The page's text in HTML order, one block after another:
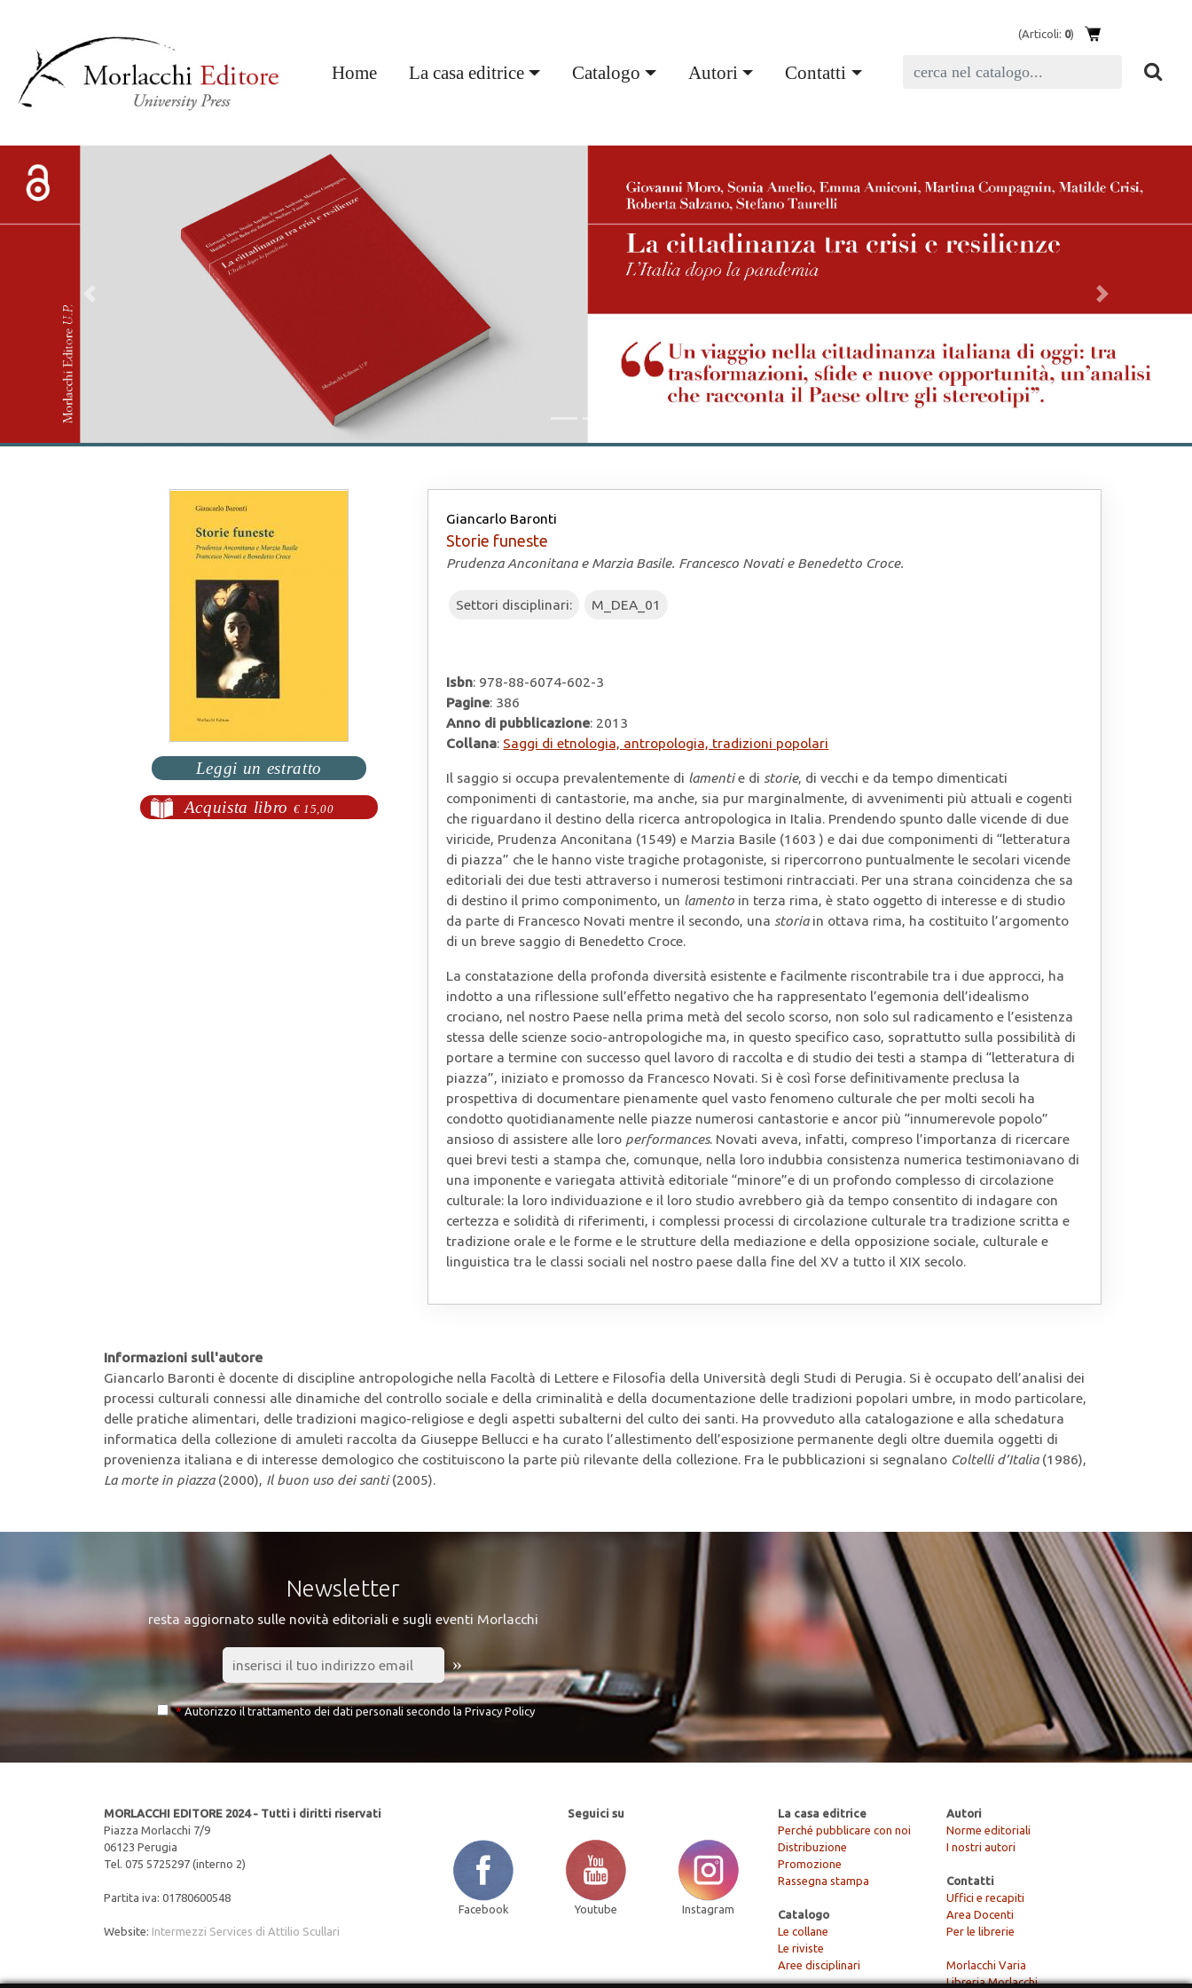
(Articoli: 0)
Home(current)La casa editrice Catalogo Autori Contatti
Next
Leggi un estratto
Acquista libro € 15,00
Giancarlo Baronti
Storie funeste
Prudenza Anconitana e Marzia Basile. Francesco Novati e Benedetto Croce.
Settori disciplinari: M_DEA_01
Isbn: 978-88-6074-602-3
Pagine: 386
Anno di pubblicazione: 2013
Collana: Saggi di etnologia, antropologia, tradizioni popolari
Il saggio si occupa prevalentemente di lamentie di storie, di vecchi e da tempo dimenticati
componimenti di cantastorie, ma anche, sia pur marginalmente, di avvenimenti più attuali e cogenti
che riguardano il destino della ricerca antropologica in Italia. Prendendo spunto dalle vicende di due
viricide, Prudenza Anconitana (1549) e Marzia Basile (1603 ) e dai due componimenti di “letteratura
di piazza” che le hanno viste tragiche protagoniste, si ripercorrono puntualmente le secolari vicende
editoriali dei due testi attraverso i numerosi testimoni rintracciati. Per una strana coincidenza che sa
di destino il primo componimento, un lamento in terza rima, è stato oggetto di interesse e di studio
da parte di Francesco Novati mentre il secondo, una storiain ottava rima, ha costituito l’argomento
di un breve saggio di Benedetto Croce.
La constatazione della profonda diversità esistente e facilmente riscontrabile tra i due approcci, ha
indotto a una riflessione sull’effetto negativo che ha rappresentato l’egemonia dell’idealismo
crociano, nel nostro Paese nella prima metà del secolo scorso, non solo sul radicamento e l’esistenza
stessa delle scienze socio-antropologiche ma, in questo specifico caso, soprattutto sulla possibilità di
portare a termine con successo quel lavoro di raccolta e di studio dei testi a stampa di “letteratura di
piazza”, iniziato e promosso da Francesco Novati. Si è così forse definitivamente preclusa la
prospettiva di documentare pienamente quel vasto fenomeno culturale che per molti secoli ha
condotto quotidianamente nelle piazze numerosi cantastorie e ancor più “innumerevole popolo”
ansioso di assistere alle loro performances. Novati aveva, infatti, compreso l’importanza di ricercare
quei brevi testi a stampa che, comunque, nella loro indubbia consistenza numerica testimoniavano di
una imponente e variegata attività editoriale “minore”e di un profondo complesso di circolazione
culturale: la loro individuazione e il loro studio avrebbero già da tempo consentito di indagare con
certezza e solidità di riferimenti, i complessi processi di circolazione culturale tra tradizione scritta e
tradizione orale e le forme e le strutture della mediazione e della opposizione sociale, culturale e
linguistica tra le classi sociali nel nostro paese dalla fine del XV a tutto il XIX secolo.
Informazioni sull'autore
Giancarlo Baronti è docente di discipline antropologiche nella Facoltà di Lettere e Filosofia della Università degli Studi di Perugia. Si è occupato dell’analisi dei
processi culturali connessi alle dinamiche del controllo sociale e della criminalità e della documentazione delle tradizioni popolari umbre, in modo particolare,
delle pratiche alimentari, delle tradizioni magico-religiose e degli aspetti subalterni del culto dei santi. Ha provveduto alla catalogazione e alla schedatura
informatica della collezione di amuleti raccolta da Giuseppe Bellucci e ha curato l’allestimento dell’esposizione permanente degli oltre duemila oggetti di
provenienza italiana e di interesse demologico che costituiscono la parte più rilevante della collezione. Fra le pubblicazioni si segnalano Coltelli d’Italia(1986),
La morte in piazza(2000), Il buon uso dei santi(2005).
Newsletter
resta aggiornato sulle novità editoriali e sugli eventi Morlacchi
»
*Autorizzo il trattamento dei dati personali secondo la Privacy Policy
MORLACCHI EDITORE 2024 - Tutti i diritti riservati
Piazza Morlacchi 7/9
06123 Perugia
Tel. 075 5725297 (interno 2)
Partita iva: 01780600548
Website: Intermezzi Services di Attilio Scullari
Seguici su
Facebook Youtube Instagram
La casa editrice
Perché pubblicare con noi
Distribuzione
Promozione
Rassegna stampa
Catalogo
Le collane
Le riviste
Aree disciplinari
Autori
Norme editoriali
I nostri autori
Contatti
Uffici e recapiti
Area Docenti
Per le librerie
Morlacchi Varia
Libreria Morlacchi